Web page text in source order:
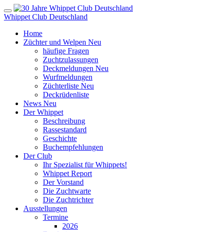
Whippet Club Deutschland
Home
Züchter und Welpen Neu
häufige Fragen
Zuchtzulassungen
Deckmeldungen Neu
Wurfmeldungen
Züchterliste Neu
Deckrüdenliste
News Neu
Der Whippet
Beschreibung
Rassestandard
Geschichte
Buchempfehlungen
Der Club
Ihr Spezialist für Whippets!
Whippet Report
Der Vorstand
Die Zuchtwarte
Die Zuchtrichter
Ausstellungen
Termine
2026